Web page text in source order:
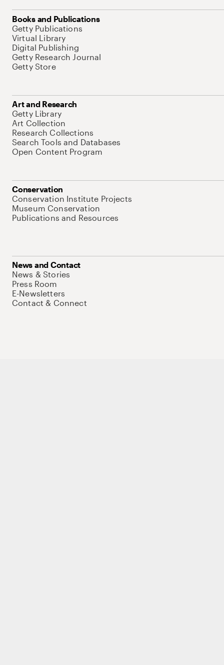
Books and Publications
Getty Publications
Virtual Library
Digital Publishing
Getty Research Journal
Getty Store
Art and Research
Getty Library
Art Collection
Research Collections
Search Tools and Databases
Open Content Program
Conservation
Conservation Institute Projects
Museum Conservation
Publications and Resources
News and Contact
News & Stories
Press Room
E-Newsletters
Contact & Connect